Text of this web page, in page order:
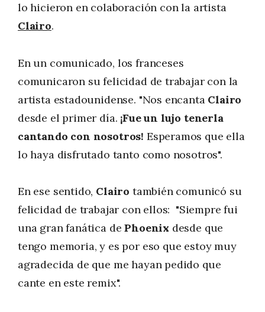
lo hicieron en colaboración con la artista
Clairo.
En un comunicado, los franceses
comunicaron su felicidad de trabajar con la
artista estadounidense. "Nos encanta Clairo
desde el primer día. ¡Fue un lujo tenerla
cantando con nosotros! Esperamos que ella
lo haya disfrutado tanto como nosotros".
En ese sentido, Clairo también comunicó su
felicidad de trabajar con ellos: "Siempre fui
una gran fanática dePhoenix desde que
tengo memoria, y es por eso que estoy muy
agradecida de que me hayan pedido que
cante en este remix".